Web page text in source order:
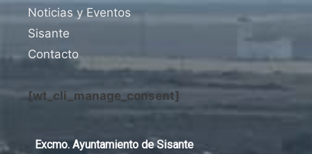
Noticias y Eventos
Sisante
Contacto
[wt_cli_manage_consent]
Excmo. Ayuntamiento de Sisante